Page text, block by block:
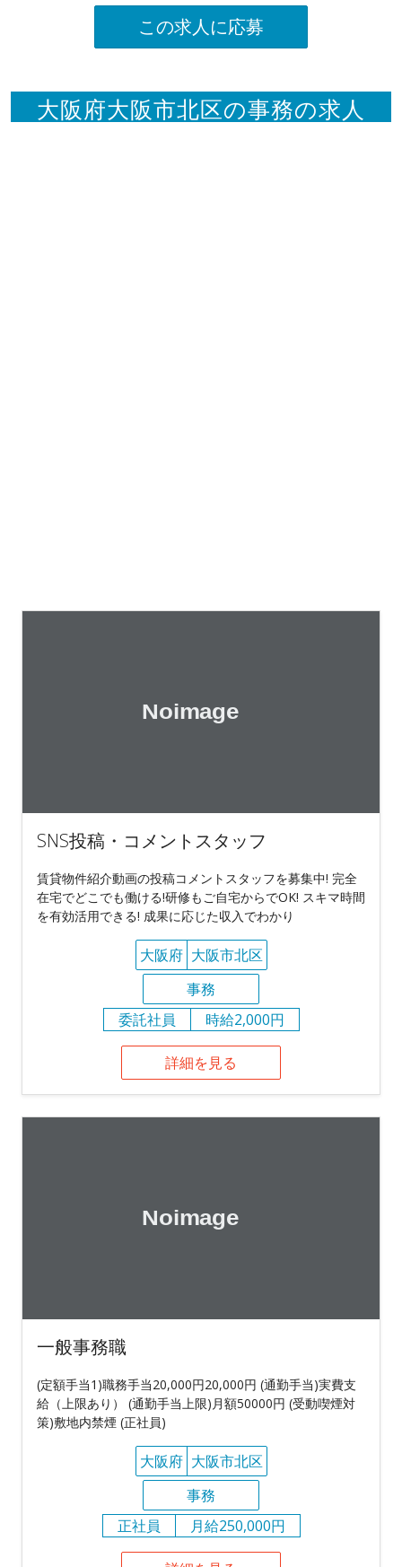
この求人に応募
大阪府大阪市北区の事務の求人
SNS投稿・コメントスタッフ
賃貸物件紹介動画の投稿コメントスタッフを募集中! 完全
在宅でどこでも働ける!研修もご自宅からでOK! スキマ時間
を有効活用できる! 成果に応じた収入でわかり
大阪府 大阪市北区
事務
委託社員
時給2,000円
詳細を見る
一般事務職
(定額手当1)職務手当20,000円20,000円 (通勤手当)実費支
給（上限あり） (通勤手当上限)月額50000円 (受動喫煙対
策)敷地内禁煙 (正社員)
大阪府 大阪市北区
事務
正社員
月給250,000円